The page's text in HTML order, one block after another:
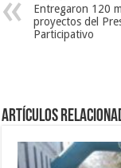
Entregaron 120
proyectos del
Participativo
Artículos